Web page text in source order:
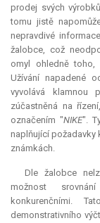
prodej svých
tomu jistě
nepravdivé
žalobce, což
omyl ohledně toho,
Užívání napadené
vyvolává
zúčastněná na
označením "NIKE".
naplňující požadavky
známkách.
Dle žalobce
možnost
konkurenčními.
demonstrativního